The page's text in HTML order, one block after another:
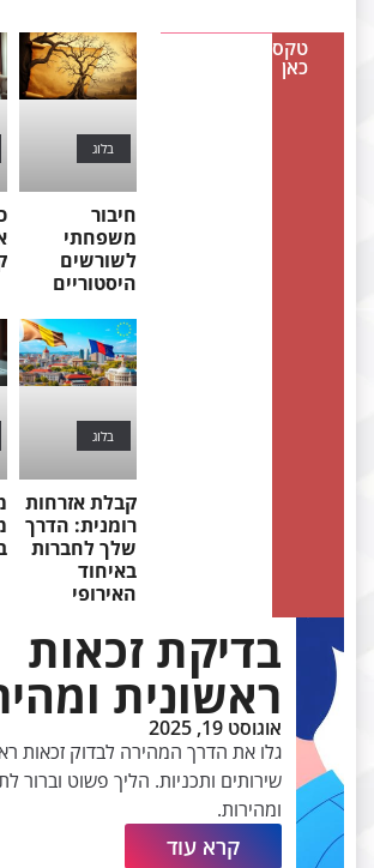
בדיקת זכאות
ראשונית ומהירה
אוגוסט 19, 2025
גלו את הדרך המהירה לבדוק זכאות ראשונית
שירותים ותכניות. הליך פשוט וברור לתוצאות
ומהירות.
קרא עוד
משפחתי
לשורשים
היסטוריים
כיצד
קשר
קבלת אזרחות
רומנית: הדרך
שלך לחברות
באיחוד
האירופי
בהליך